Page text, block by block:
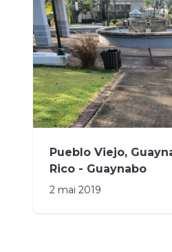
Pueblo Viejo,
Rico - Guaynabo
2 mai 2019